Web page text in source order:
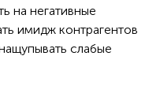
на негативные
имидж контрагентов
слабые